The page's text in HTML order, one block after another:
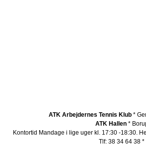
ATK Arbejdernes Tennis Klub *
ATK Hallen*
Kontortid Mandage i lige uger kl. 17:30 -18:30.
Tlf: 38 34 64 38 *